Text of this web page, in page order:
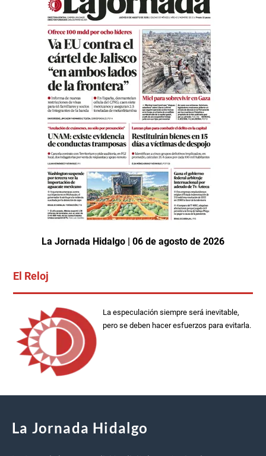
La Jornada Hidalgo | 06 de agosto de 2026
El Reloj
La especulación siempre será inevitable,
pero se deben hacer esfuerzos para evitarla.
La Jornada Hidalgo